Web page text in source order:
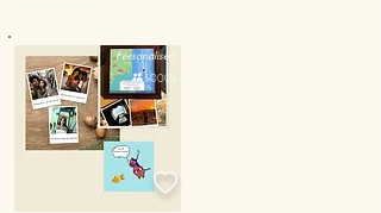
Personalised

1000+